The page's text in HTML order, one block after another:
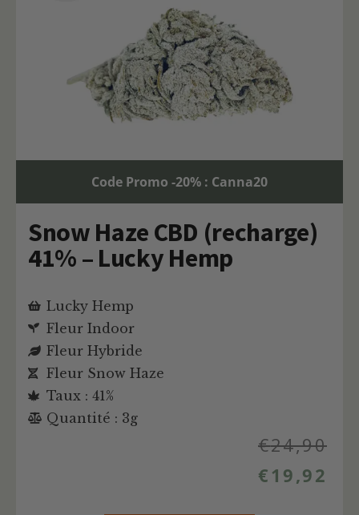
Code Promo -20% : Canna20
Snow Haze CBD (recharge)
41% – Lucky Hemp
Lucky Hemp
Fleur Indoor
Fleur Hybride
Fleur Snow Haze
Taux : 41%
Quantité : 3g
€24,90
€ 19,92